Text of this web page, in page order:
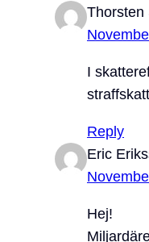
Thorsten
I
Reply
Eric
Hej!